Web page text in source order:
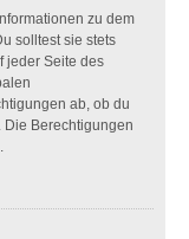
zu dem
solltest sie stets
jeder Seite des
ab, ob du
Die Berechtigungen